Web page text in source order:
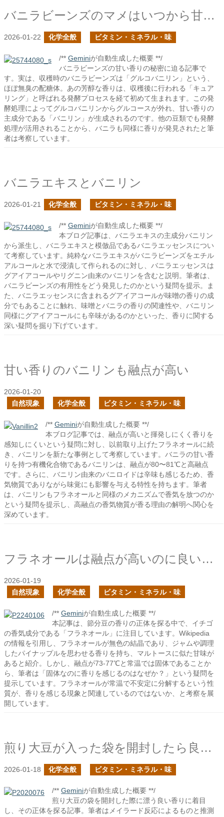
バニラビーンズのマメはいつから甘い香りを発するのか？
2026-01-22 化学全般 ビタミン・ミネラル・味
/** Geminiが自動生成した概要 **/
バニラビーンズの甘い香りの秘密に迫る記事で
す。実は、収穫時のバニラビーンズは「グルコバニリン」という、
ほぼ無臭の配糖体。あの芳醇な香りは、収穫後に行われる「キュア
リング」と呼ばれる発酵プロセスを経て初めて生まれます。この発
酵処理によってグルコバニリンからグルコースが外れ、甘い香りの
主成分である「バニリン」が生成されるのです。他の豆類でも発酵
処理が活用されることから、バニラも同様に香りが発見されたと筆
者は考察しています。
バニラエキスとバニリン
2026-01-21 化学全般 ビタミン・ミネラル・味
/** Geminiが自動生成した概要 **/
本ブログ記事は、バニラエキスの主成分バニリン
から派生し、バニラエキスと模倣品であるバニラエッセンスについ
て考察しています。純粋なバニラエキスがバニラビーンズをエチル
アルコールと水で浸漬して作られるのに対し、バニラエッセンスは
グアイアコールやリグニン由来のバニリンを含むと説明。筆者は、
バニラビーンズの有用性をどう発見したのかという疑問を提示。ま
た、バニラエッセンスに含まれるグアイアコールが味噌の香りの成
分でもあることに触れ、味噌とバニラの香りの関連性や、バニリン
同様にグアイアコールにも辛味があるのかといった、香りに関する
深い疑問を掘り下げています。
甘い香りのバニリンも融点が高い
2026-01-20
自然現象
化学全般 ビタミン・ミネラル・味
/** Geminiが自動生成した概要 **/
本ブログ記事では、融点が高いと揮発しにくく香りを
感知しにくいという疑問に対し、以前取り上げたフラネオールに続
き、バニリンを新たな事例として考察しています。バニラの甘い香
りを持つ有機化合物であるバニリンは、融点が80〜81℃と高融点
です。さらに、バニリン由来のバニロイドは辛味も感じるため、香
気物質でありながら味覚にも影響を与える特性を持ちます。筆者
は、バニリンもフラネオールと同様のメカニズムで香気を放つのか
という疑問を提示し、高融点の香気物質が香る理由の解明へ関心を
深めています。
フラネオールは融点が高いのに良い香りと感じるのは何故だろう？
2026-01-19
自然現象
化学全般 ビタミン・ミネラル・味
/** Geminiが自動生成した概要 **/
本記事は、節分豆の香りの正体を探る中で、イチゴ
の香気成分である「フラネオール」に注目しています。Wikipedia
の情報を引用し、フラネオールが無色の結晶であり、ジャムや調理
したパイナップルを思わせる香りを持ち、マルトースに似た甘味が
あると紹介。しかし、融点が73-77℃と常温では固体であることか
ら、筆者は「固体なのに香りを感じるのはなぜか？」という疑問を
提示しています。フラネオールが常温で不安定に分解するという性
質が、香りを感じる現象と関連しているのではないか、と考察を展
開しています。
煎り大豆が入った袋を開封したら良い香りがした
2026-01-18 化学全般 ビタミン・ミネラル・味
/** Geminiが自動生成した概要 **/
煎り大豆の袋を開封した際に漂う良い香りに着目
し、その正体を探る記事。筆者はメイラード反応によるものと推測